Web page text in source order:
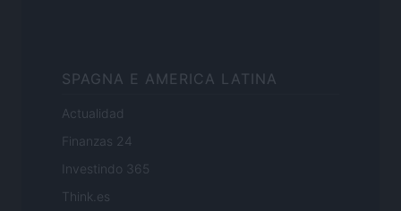
SPAGNA E AMERICA LATINA
Actualidad
Finanzas 24
Investindo 365
Think.es